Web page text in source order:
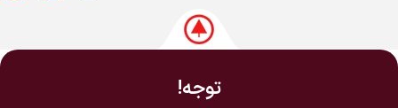
توجه!